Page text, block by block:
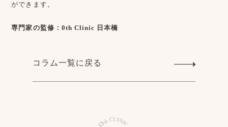
ができます。
専門家の監修：0th Clinic 日本橋
コラム一覧に戻る